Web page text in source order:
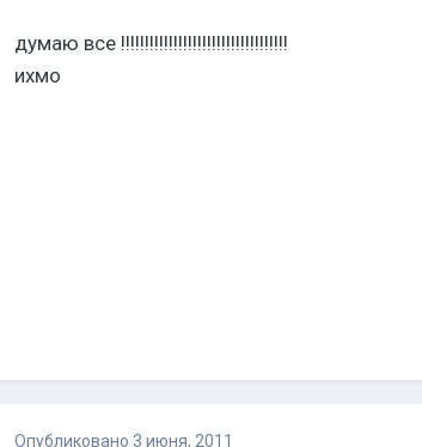
думаю все !!!!!!!!!!!!!!!!!!!!!!!!!!!!!!!!!!!
ихмо
Опубликовано 3 июня, 2011